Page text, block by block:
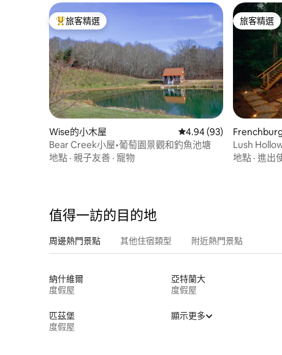
旅客精選榜首
旅客精選
Wise的小木屋 從 93 則評價中獲得 4.94
4.94 (93)
Bear Creek小屋•葡萄園景觀和釣魚池塘
地點 · 親子友善 · 寵物
旅客精選
旅客精選
Lush
地點 · 進出
值得一訪的目的地
周邊熱門景點 其他住宿類型 附近熱門景點
納什維爾
度假屋
亞特蘭大
度假屋
匹茲堡
度假屋
顯示更多